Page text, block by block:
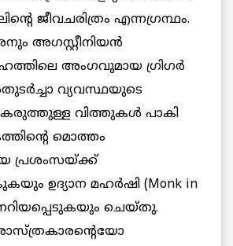
ജീവചരിത്രം എന്നഗ്രന്ഥം.
അഗസ്റ്റീനിയന്‍
അംഗവുമായ ഗ്രിഗര്‍
വ്യവസ്ഥയുടെ
കരുത്തുള്ള വിത്തുകള്‍ പാകി
മൊത്തം
പ്രശംസയ്ക്ക്
ഉദ്യാന മഹര്‍ഷി (Monk in
ചെയ്തു.